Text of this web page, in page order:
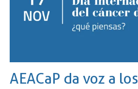
AEACaP da voz a los